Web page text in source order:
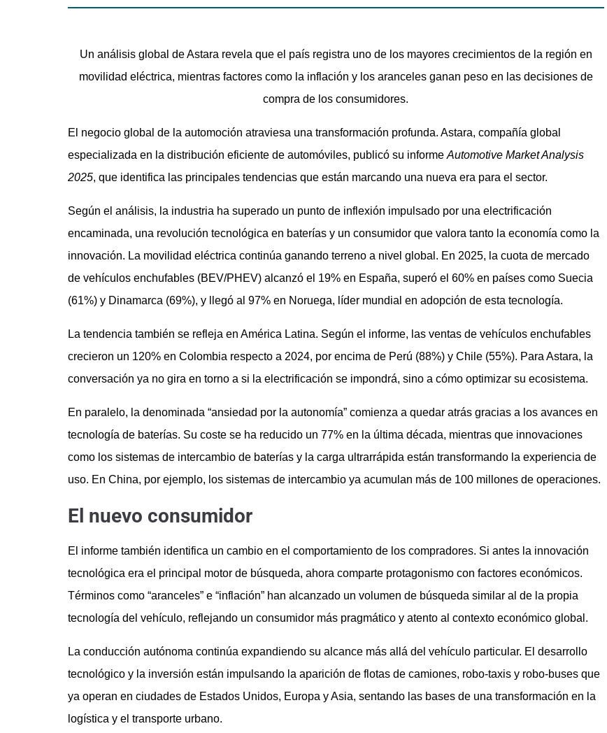
Un análisis global de Astara revela que el país registra uno de los mayores crecimientos de la región en
movilidad eléctrica, mientras factores como la inflación y los aranceles ganan peso en las decisiones de
compra de los consumidores.
El negocio global de la automoción atraviesa una transformación profunda. Astara, compañía global
especializada en la distribución eficiente de automóviles, publicó su informe Automotive Market Analysis
2025, que identifica las principales tendencias que están marcando una nueva era para el sector.
Según el análisis, la industria ha superado un punto de inflexión impulsado por una electrificación
encaminada, una revolución tecnológica en baterías y un consumidor que valora tanto la economía como la
innovación. La movilidad eléctrica continúa ganando terreno a nivel global. En 2025, la cuota de mercado
de vehículos enchufables (BEV/PHEV) alcanzó el 19% en España, superó el 60% en países como Suecia
(61%) y Dinamarca (69%), y llegó al 97% en Noruega, líder mundial en adopción de esta tecnología.
La tendencia también se refleja en América Latina. Según el informe, las ventas de vehículos enchufables
crecieron un 120% en Colombia respecto a 2024, por encima de Perú (88%) y Chile (55%). Para Astara, la
conversación ya no gira en torno a si la electrificación se impondrá, sino a cómo optimizar su ecosistema.
En paralelo, la denominada “ansiedad por la autonomía” comienza a quedar atrás gracias a los avances en
tecnología de baterías. Su coste se ha reducido un 77% en la última década, mientras que innovaciones
como los sistemas de intercambio de baterías y la carga ultrarrápida están transformando la experiencia de
uso. En China, por ejemplo, los sistemas de intercambio ya acumulan más de 100 millones de operaciones.
El nuevo consumidor
El informe también identifica un cambio en el comportamiento de los compradores. Si antes la innovación
tecnológica era el principal motor de búsqueda, ahora comparte protagonismo con factores económicos.
Términos como “aranceles” e “inflación” han alcanzado un volumen de búsqueda similar al de la propia
tecnología del vehículo, reflejando un consumidor más pragmático y atento al contexto económico global.
La conducción autónoma continúa expandiendo su alcance más allá del vehículo particular. El desarrollo
tecnológico y la inversión están impulsando la aparición de flotas de camiones, robo-taxis y robo-buses que
ya operan en ciudades de Estados Unidos, Europa y Asia, sentando las bases de una transformación en la
logística y el transporte urbano.